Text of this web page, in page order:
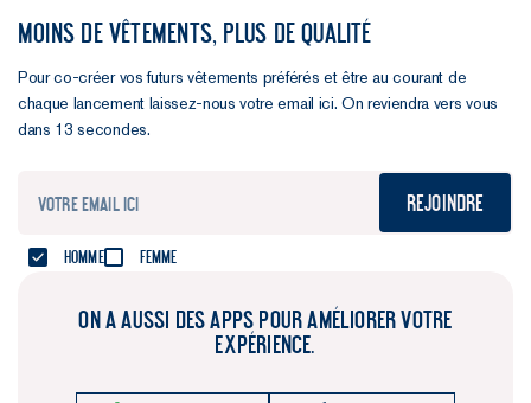
MOINS DE VÊTEMENTS, PLUS DE QUALITÉ
Pour co-créer vos futurs vêtements préférés et être au courant de
chaque lancement laissez-nous votre email ici. On reviendra vers vous
dans 13 secondes.
Rejoindre
Homme Femme
ON A AUSSI DES APPS POUR AMÉLIORER VOTRE
EXPÉRIENCE.